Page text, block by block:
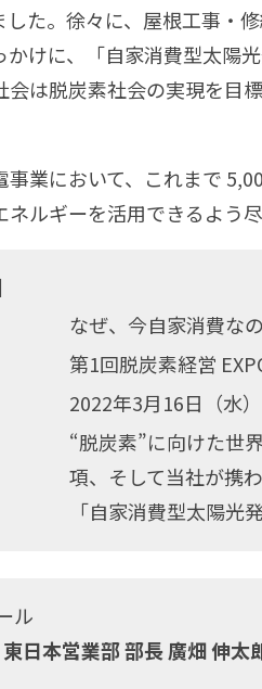
した。徐々に、屋根工事・
かけに、「自家消費型太陽
会は脱炭素社会の実現を目
事業において、これまで
ルギーを活用できるよう尽
なぜ、今自家消費な
第1回脱炭素経営
2022年3月16日（水
“脱炭素”に向けた世
項、そして当社が携
「自家消費型太陽光
ル
日本営業部 部長 廣畑 伸太